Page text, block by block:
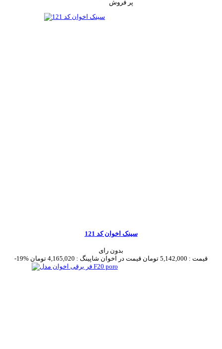
سینک اخوان کد 121
بدون رای
-19%
قیمت : 5,142,000 تومان قیمت در اخوان شاپینگ : 4,165,020 تومان